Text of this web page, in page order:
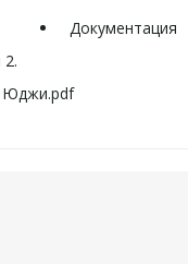
Документация
Юджи.pdf